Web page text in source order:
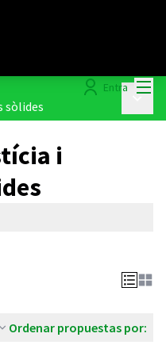
Entra
sòlides
i
Ordenar propuestas por: